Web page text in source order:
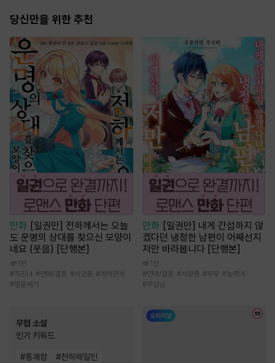
니에게서 도망칠
본]
니다 [단행본]
당신만을 위한 추천
만화 [일권만] 전하께서는 오늘
도 운명의 상대를 찾으신 모양이
네요 (웃음) [단행본]
1천
#직진녀 #연애/결혼 #서양풍 # 계약관계
#명문세가
무협 소설
인기 키워드
#통쾌함 #천하제일인
만화 [일권만] 내게 간섭하지 않
겠다던 냉정한 남편이 어째선지
저만 바라봅니다 [단행본]
1천
#연애/결혼 #서양풍 #부부 #능력녀
#무심남